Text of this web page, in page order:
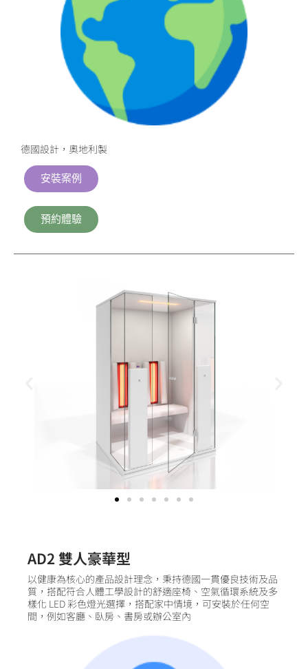
德國設計，奧地利製
安裝案例
預約體驗
AD2 雙人豪華型
以健康為核心的產品設計理念，秉持德國一貫優良技術及品
質，搭配符合人體工學設計的舒適座椅、空氣循環系統及多
樣化 LED 彩色燈光選擇，搭配家中情境，可安裝於任何空
間，例如客廳、臥房、書房或辦公室內